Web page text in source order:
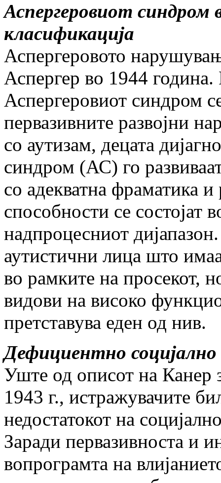
Аспергеровиот
класификација
Аспергеровото
Аспергер во 1944
Аспергеровиот синдром
первазивните развојни
со аутизам, децата
синдром (АС) го
со адекватна фраматика
способности се состојат
надпроцесниот
аутистични лица што
во рамките на просекот,
видови на високо
претставува еден од нив.
Дефициентно социјално
Уште од описот на Канер
1943 г., истражувачите
недостатокот на
Заради первазивноста и
вопрограмта на